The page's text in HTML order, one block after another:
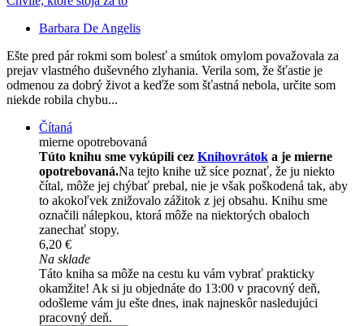
Barbara De Angelis
Ešte pred pár rokmi som bolesť a smútok omylom považovala za
prejav vlastného duševného zlyhania. Verila som, že šťastie je
odmenou za dobrý život a keďže som šťastná nebola, určite som
niekde robila chybu...
Čítaná
mierne opotrebovaná
Túto knihu sme vykúpili cez Knihovrátok a je mierne
opotrebovaná.Na tejto knihe už síce poznať, že ju niekto
čítal, môže jej chýbať prebal, nie je však poškodená tak, aby
to akokoľvek znižovalo zážitok z jej obsahu. Knihu sme
označili nálepkou, ktorá môže na niektorých obaloch
zanechať stopy.
6,20 €
Na sklade
Táto kniha sa môže na cestu ku vám vybrať prakticky
okamžite! Ak si ju objednáte do 13:00 v pracovný deň,
odošleme vám ju ešte dnes, inak najneskôr nasledujúci
pracovný deň.